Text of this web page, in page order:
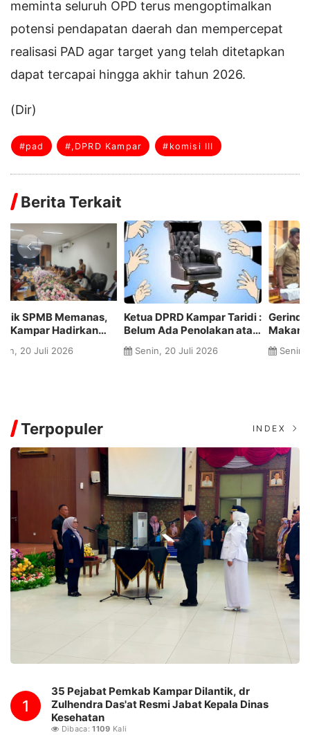
meminta seluruh OPD terus mengoptimalkan
potensi pendapatan daerah dan mempercepat
realisasi PAD agar target yang telah ditetapkan
dapat tercapai hingga akhir tahun 2026.
(Dir)
#pad #,DPRD Kampar #komisi III
Berita Terkait
Ketua DPRD Kampar Taridi :
Belum Ada Penolakan atau
Calon Sekwan
Senin, 20 Juli 2026
Gerindra Soroti Anggaran
Makan Minum Pemkab
hingga Rp20 Miliar
Senin, 06 Juli 2026
Terpopuler INDEX
1
35 Pejabat Pemkab Kampar Dilantik, dr
Zulhendra Das'at Resmi Jabat Kepala Dinas
Kesehatan
Dibaca:1109 Kali